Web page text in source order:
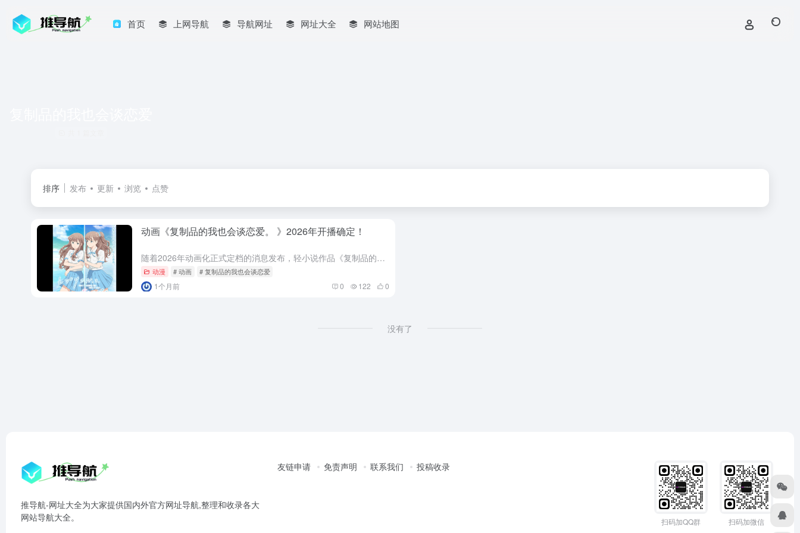
首页 上网导航 导航网址 网址大全 网站地图
排序 发布 更新 浏览 点赞
动画《复制品的我也会谈恋爱。 》2026年开播确定！
随着2026年动画化正式定档的消息发布，轻小说作品《复制品的我也会谈恋爱。》（以下简称《复制品》）再次成为了二次元文化界与科幻文学爱好者关注的焦点。这部作品以其独特的设定——在高度发达的克隆技术背景...
动漫 # 动画 # 复制品的我也会谈恋爱
1个月前 0 122 0
没有了
推导航-网址大全为大家提供国内外官方网址导航,整理和收录各大
网站导航大全。
友链申请 免责声明 联系我们 投稿收录
扫码加QQ群 扫码加微信